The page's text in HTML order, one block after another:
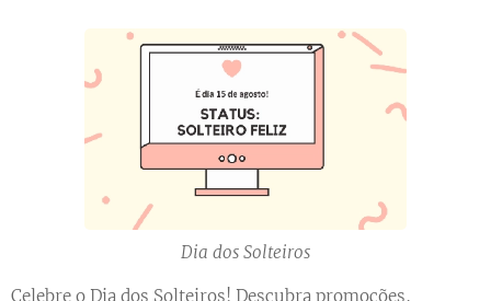
Dia dos Solteiros
Celebre o Dia dos Solteiros! Descubra promoções,